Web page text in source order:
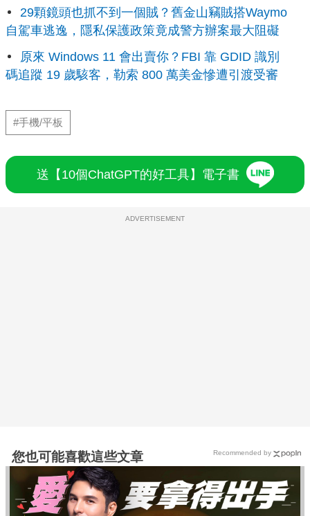
29顆鏡頭也抓不到一個賊？舊金山竊賊搭Waymo
自駕車逃逸，隱私保護政策竟成警方辦案最大阻礙
原來 Windows 11 會出賣你？FBI 靠 GDID 識別
碼追蹤 19 歲駭客，勒索 800 萬美金慘遭引渡受審
#手機/平板
送【10個ChatGPT的好工具】電子書
ADVERTISEMENT
您也可能喜歡這些文章 Recommended by